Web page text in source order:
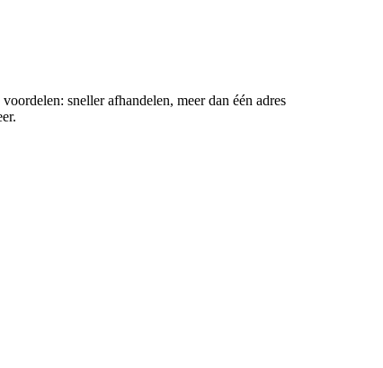
sneller afhandelen, meer dan één adres